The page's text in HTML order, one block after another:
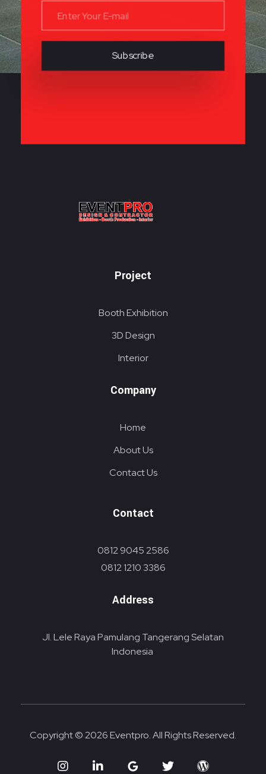
Project
Booth Exhibition
3D Design
Interior
Company
Home
About Us
Contact Us
Contact
0812 9045 2586
0812 1210 3386
Address
Jl. Lele Raya Pamulang Tangerang Selatan
Indonesia
Copyright © 2026 Eventpro. All Rights Reserved.